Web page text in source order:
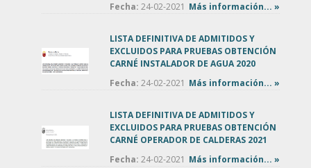
Fecha: 24-02-2021 Más información... »
LISTA DEFINITIVA DE ADMITIDOS Y
EXCLUIDOS PARA PRUEBAS OBTENCIÓN
CARNÉ INSTALADOR DE AGUA 2020
Fecha: 24-02-2021 Más información... »
LISTA DEFINITIVA DE ADMITIDOS Y
EXCLUIDOS PARA PRUEBAS OBTENCIÓN
CARNÉ OPERADOR DE CALDERAS 2021
Fecha: 24-02-2021 Más información... »